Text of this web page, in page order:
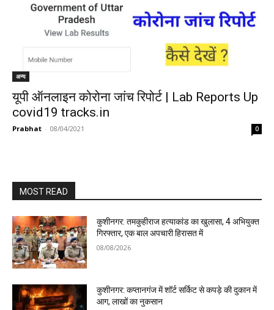
अन्य
यूपी ऑनलाइन कोरोना जांच रिपोर्ट | Lab Reports Up
covid19 tracks.in
Prabhat - 08/04/2021 0
MOST READ
कुशीनगर: तमकुहीराज हत्याकांड का खुलासा, 4 अभियुक्त
गिरफ्तार, एक बाल अपचारी हिरासत में
08/08/2026
कुशीनगर: कप्तानगंज में शॉर्ट सर्किट से कपड़े की दुकान में
आग, लाखों का नुकसान